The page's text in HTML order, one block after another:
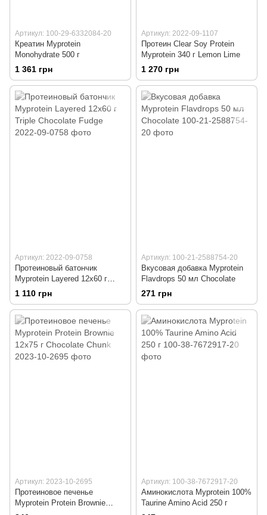
Артикул: 100-29-6332084-20
Креатин Myprotein
Monohydrate 500 г
1 361 грн
Артикул: 2022-09-1107
Протеин Clear Soy Protein
Myprotein 340 г Lemon Lime
1 270 грн
Артикул: 2022-09-0758
Протеиновый батончик
Myprotein Layered 12x60 г
Triple Chocolate Fudge
1 110 грн
Артикул: 100-21-2588754-20
Вкусовая добавка Myprotein
Flavdrops 50 мл Chocolate
271 грн
Артикул: 2023-10-2695
Протеиновое печенье
Myprotein Protein Brownie
Артикул: 100-38-7672917-20
Аминокислота Myprotein 100%
Taurine Amino Acid 250 г